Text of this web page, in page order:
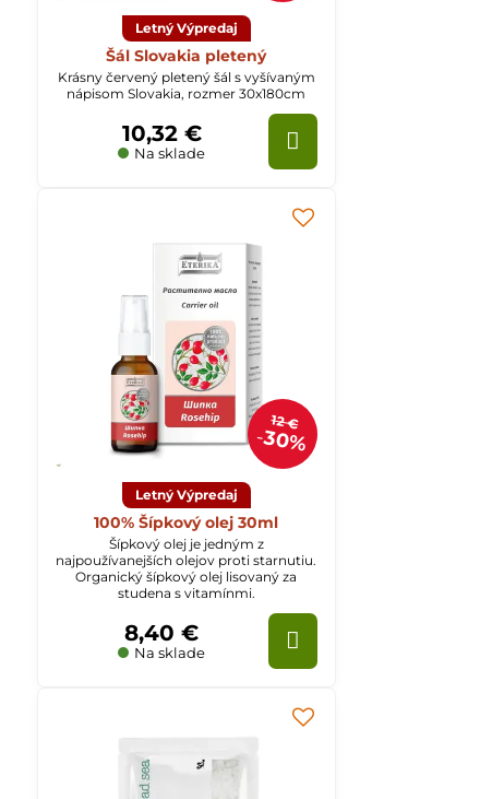
Letný Výpredaj
Šál Slovakia pletený
Krásny červený pletený šál s vyšívaným
nápisom Slovakia, rozmer 30x180cm
Na sklade
10,32 €
12 €
30%
Letný Výpredaj
100% Šípkový olej 30ml
Šípkový olej je jedným z
najpoužívanejších olejov proti starnutiu.
Organický šípkový olej lisovaný za
studena s vitamínmi.
Na sklade
8,40 €